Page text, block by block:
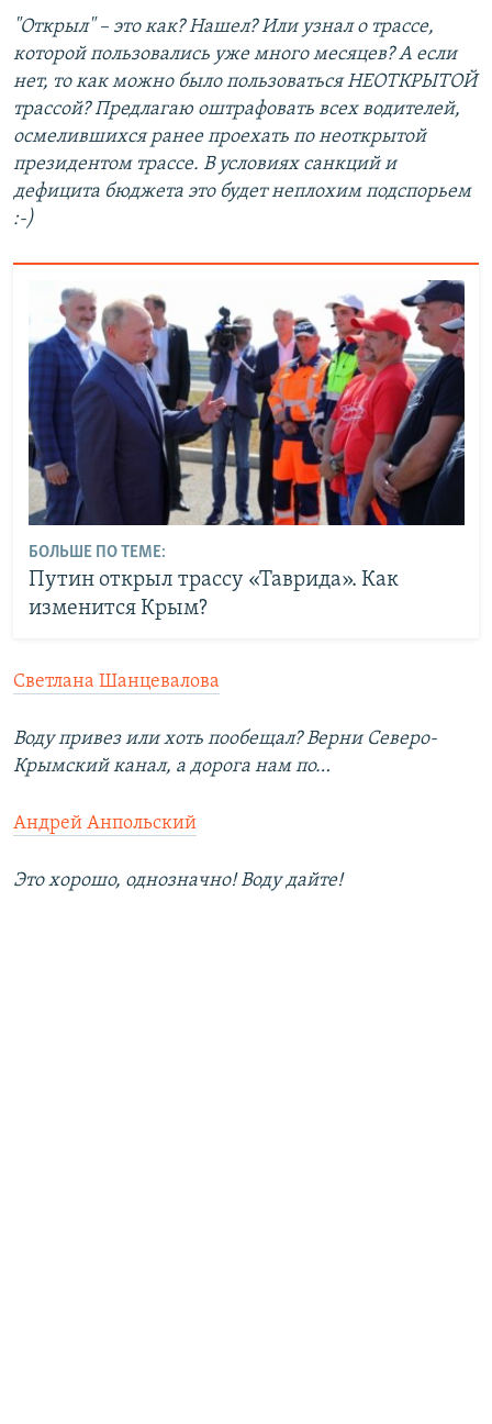
"Открыл" – это как? Нашел? Или узнал о трассе,
которой пользовались уже много месяцев? А если
нет, то как можно было пользоваться НЕОТКРЫТОЙ
трассой? Предлагаю оштрафовать всех водителей,
осмелившихся ранее проехать по неоткрытой
президентом трассе. В условиях санкций и
дефицита бюджета это будет неплохим подспорьем
:-)
БОЛЬШЕ ПО ТЕМЕ:
Путин открыл трассу «Таврида». Как
изменится Крым?
Светлана Шанцевалова
Воду привез или хоть пообещал? Верни Северо-
Крымский канал, а дорога нам по…
Андрей Анпольский
Это хорошо, однозначно! Воду дайте!